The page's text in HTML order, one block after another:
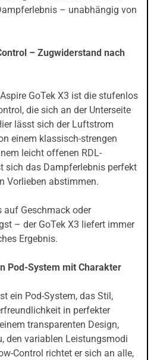
– unabhängig von
– Zugwiderstand nach
GoTek X3 ist die stufenlos
die sich an der Unterseite
lässt sich der Luftstrom
einem klassisch-strengen
leicht offenen RDL-
sich das Dampferlebnis perfekt
Vorlieben abstimmen.
auf Geschmack oder
– der GoTek X3 liefert immer
Ergebnis.
Pod-System mit Charakter
ein Pod-System, das Stil,
in perfekter
transparenten Design,
den variablen Leistungsmodi
Control richtet er sich an alle,